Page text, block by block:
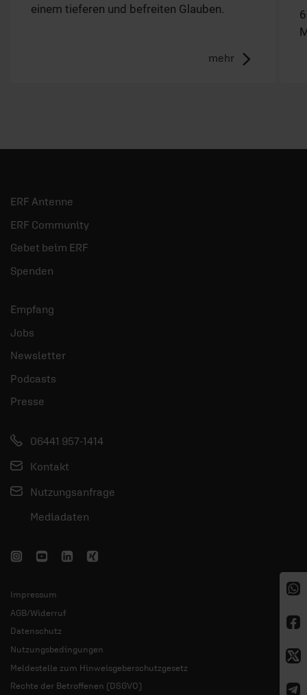
einem tieferen und befreiten Glauben.
mehr
ERF Antenne
ERF Community
Gebet beim ERF
Spenden
Empfang
Jobs
Newsletter
Podcasts
Presse
06441 957-1414
Kontakt
Nutzungsanfrage
Mediadaten
Impressum
AGB/Widerruf
Datenschutz
Nutzungsbedingungen
Meldestelle zum Hinweisgeberschutzgesetz
Rechte der Betroffenen (DSGVO)